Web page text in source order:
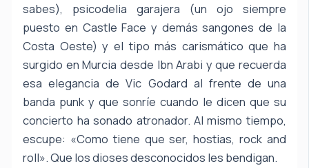
sabes), psicodelia garajera (un ojo siempre
puesto en Castle Face y demás sangones de la
Costa Oeste) y el tipo más carismático que ha
surgido en Murcia desde Ibn Arabi y que recuerda
esa elegancia de Vic Godard al frente de una
banda punk y que sonríe cuando le dicen que su
concierto ha sonado atronador. Al mismo tiempo,
escupe: «Como tiene que ser, hostias, rock and
roll». Que los dioses desconocidos les bendigan.